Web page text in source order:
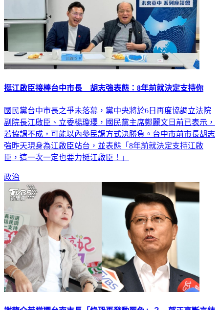
挺江啟臣接棒台中市長 胡志強表態：8年前就決定支持你
國民黨台中市長之爭未落幕，黨中央將於6日再度協調立法院
副院長江啟臣、立委楊瓊瓔，國民黨主席鄭麗文日前已表示，
若協調不成，可能以內參民調方式決勝負。台中市前市長胡志
強昨天現身為江啟臣站台，並表態「8年前就決定支持江啟
臣，這一次一定也要力挺江啟臣！」
政治